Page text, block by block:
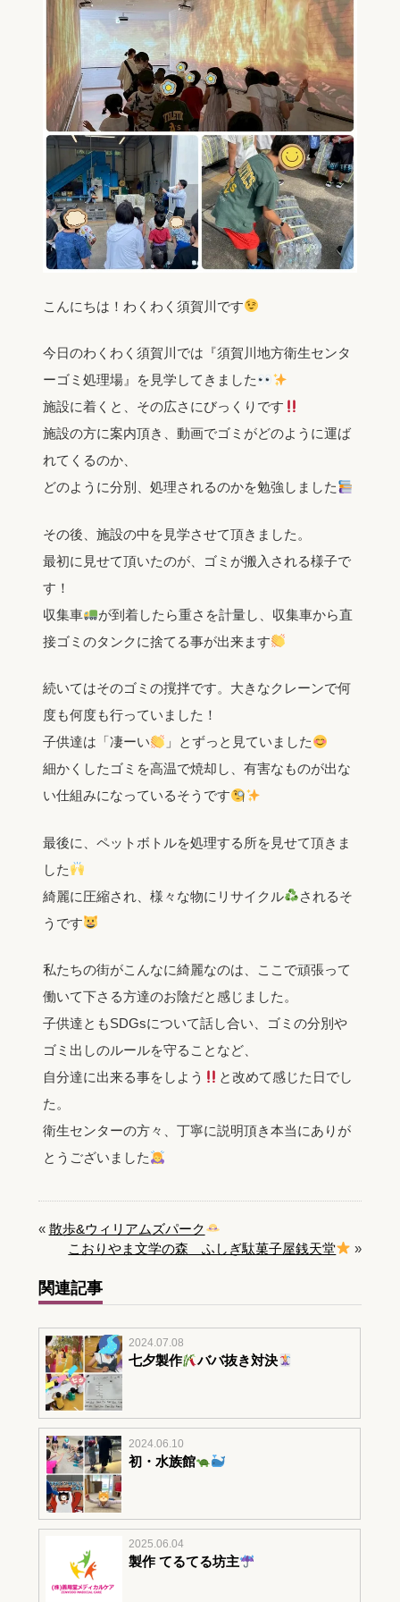
こんにちは！わくわく須賀川です
今日のわくわく須賀川では『須賀川地方衛生センタ
ーゴミ処理場』を見学してきました
施設に着くと、その広さにびっくりです
施設の方に案内頂き、動画でゴミがどのように運ば
れてくるのか、
どのように分別、処理されるのかを勉強しました
その後、施設の中を見学させて頂きました。
最初に見せて頂いたのが、ゴミが搬入される様子で
す！
収集車
が到着したら重さを計量し、収集車から直
接ゴミのタンクに捨てる事が出来ます
続いてはそのゴミの撹拌です。大きなクレーンで何
度も何度も行っていました！
子供達は「凄ーい
」とずっと見ていました
細かくしたゴミを高温で焼却し、有害なものが出な
い仕組みになっているそうです
最後に、ペットボトルを処理する所を見せて頂きま
した
綺麗に圧縮され、様々な物にリサイクル
されるそ
うです
私たちの街がこんなに綺麗なのは、ここで頑張って
働いて下さる方達のお陰だと感じました。
子供達ともSDGsについて話し合い、ゴミの分別や
ゴミ出しのルールを守ることなど、
自分達に出来る事をしよう
と改めて感じた日でし
た。
衛生センターの方々、丁寧に説明頂き本当にありが
とうございました
« 散歩&ウィリアムズパーク
こおりやま文学の森 ふしぎ駄菓子屋銭天堂
»
関連記事
2024.07.08
七夕製作 ババ抜き対決
2024.06.10
初・水族館
2025.06.04
製作 てるてる坊主